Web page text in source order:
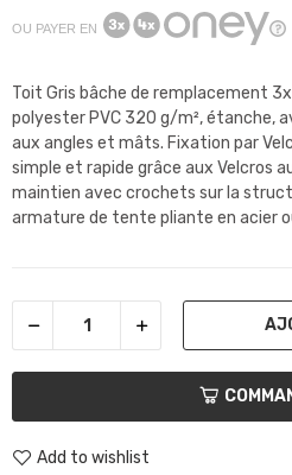
OU PAYER EN
Toit Gris bâche de remplacement
polyester PVC 320 g/m², étanche,
aux angles et mâts. Fixation par
simple et rapide grâce aux Velcros
maintien avec crochets sur la
armature de tente pliante en acier
Add to wishlist